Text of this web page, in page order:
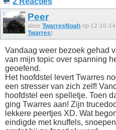
Peer
door TwarresNoah op 12-10-
Twarres)
Vandaag weer bezoek gehad
van mijn topic over spanning
geoefend.
Het hoofdstel levert Twarres
een stresser van zich zelf!
hoofdstel een spelletje. Toen
ging Twarres aan! Zijn
lekkere peertjes XD. Wat
eindigde met knuffels,